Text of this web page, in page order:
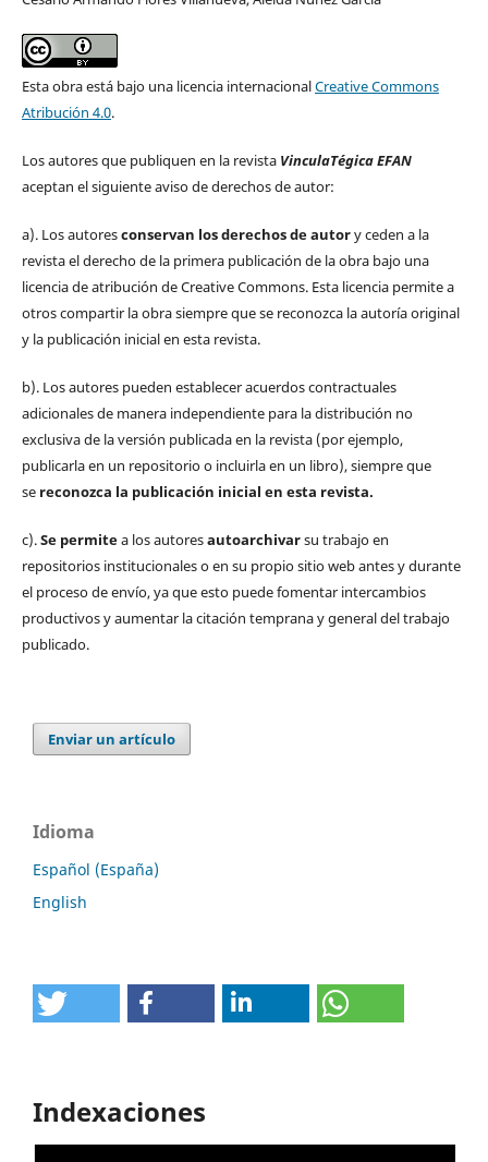
Esta obra está bajo una licencia internacionalCreative Commons
Atribución 4.0.
Los autores que publiquen en la revista VinculaTégica EFAN
aceptan el siguiente aviso de derechos de autor:
a). Los autoresconservan los derechos de autory ceden a la
revista el derecho de la primera publicación de la obra bajo una
licencia de atribución de Creative Commons. Esta licencia permite a
otros compartir la obra siempre que se reconozca la autoría original
y la publicación inicial en esta revista.
b). Los autores pueden establecer acuerdos contractuales
adicionales de manera independiente para la distribución no
exclusiva de la versión publicada en la revista (por ejemplo,
publicarla en un repositorio o incluirla en un libro), siempre que
sereconozca la publicación inicial en esta revista.
c).Se permitea los autoresautoarchivarsu trabajo en
repositorios institucionales o en su propio sitio web antes y durante
el proceso de envío, ya que esto puede fomentar intercambios
productivos y aumentar la citación temprana y general del trabajo
publicado.
Enviar un artículo
Idioma
Español (España)
English
Indexaciones